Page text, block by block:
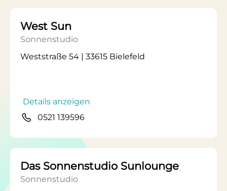
West Sun
Sonnenstudio
Weststraße 54 | 33615 Bielefeld
Details anzeigen
0521 139596
Das Sonnenstudio Sunlounge
Sonnenstudio